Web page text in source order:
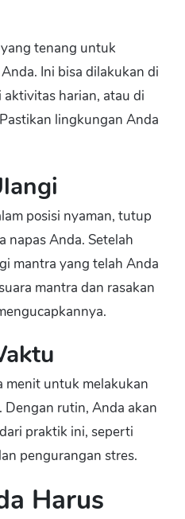
tenang untuk
Ini bisa dilakukan di
harian, atau di
lingkungan Anda
posisi nyaman, tutup
napas Anda. Setelah
mantra yang telah Anda
mantra dan rasakan
menit untuk melakukan
rutin, Anda akan
praktik ini, seperti
pengurangan stres.
Harus